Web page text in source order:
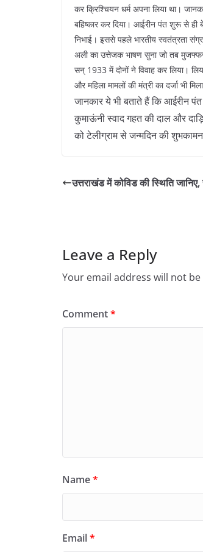
कर क्रिश्चियन धर्म अपना लिया था।
बहिष्कार कर दिया। आईरीन पंत शुरू से ही
निभाई। इससे पहले भारतीय स्वतंत्रता
अली का उत्तेजक भाषण सुना जो तब
सन् 1933 में दोनों ने विवाह कर लिया।
और महिला मामलों की मंत्री का दर्जा भी
जानकार ये भी बताते हैं कि आईरीन
कुमाऊंनी स्वाद गहत की दाल और
को टेलीग्राम से जन्मदिन की
उत्तराखंड में कोविड की स्थिति
Leave a Reply
Your email address will not
Comment*
Name*
Email*